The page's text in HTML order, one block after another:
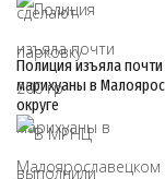
Полиция изъяла почти
марихуаны в
округе